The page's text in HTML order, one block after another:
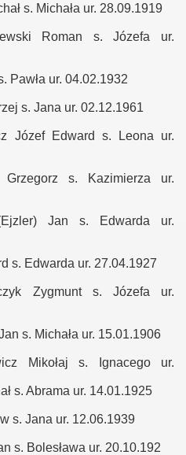
s. Michała ur. 28.09.1919
Roman s. Józefa ur.
Pawła ur. 04.02.1932
s. Jana ur. 02.12.1961
Józef Edward s. Leona ur.
s. Kazimierza ur.
Jan s. Edwarda ur.
s. Edwarda ur. 27.04.1927
Zygmunt s. Józefa ur.
s. Michała ur. 15.01.1906
Mikołaj s. Ignacego ur.
s. Abrama ur. 14.01.1925
s. Jana ur. 12.06.1939
s. Bolesława ur. 20.10.192